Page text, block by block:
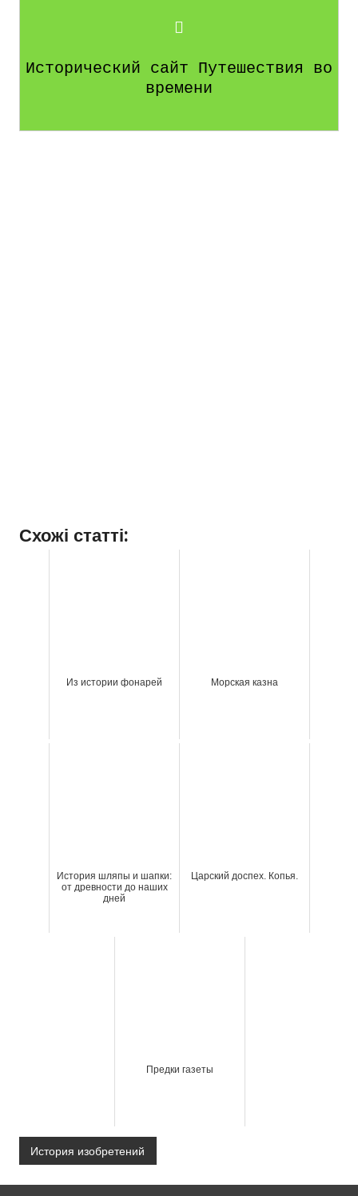
Исторический сайт Путешествия во
времени
Схожі статті:
Из истории фонарей Морская казна
История шляпы и шапки:
от древности до наших
дней
Царский доспех. Копья.
Предки газеты
История изобретений